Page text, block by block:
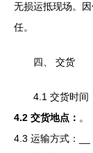
无损运抵现场。
任。
四、 交货
4.1 交货时间
4.2 交货地点： 。
4.3 运输方式：